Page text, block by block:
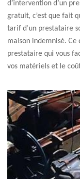
d’intervention d’un
gratuit, c’est que fait
tarif d’un prestataire
maison indemnisé.
prestataire qui vous
vos matériels et le